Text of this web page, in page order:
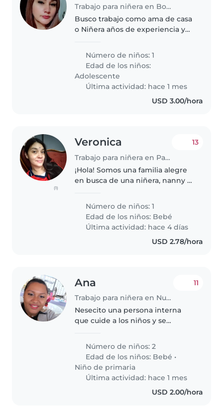
Trabajo para niñera en Boquerón
Busco trabajo como ama de casa
o Niñera años de experiencia y
laborales
Número de niños: 1
Edad de los niños:
Adolescente
Última actividad: hace 1 mes
USD 3.00/hora
(1)
Veronica
Trabajo para niñera en Panamá
13
¡Hola! Somos una familia alegre
en busca de una niñera, nanny o
de energía, muy curioso e
inteligente! Necesitamos a..
Número de niños: 1
Edad de los niños: Bebé
Última actividad: hace 4 días
USD 2.78/hora
Ana
Trabajo para niñera en Nueva Arraiján
11
Nesecito una persona interna
que cuide a los niños y se
Mi familia esta conformada por
mi esposo y yo la bb de 6 meses
El niño mayor de 9 Salimos..
Número de niños: 2
Edad de los niños: Bebé •
Niño de primaria
Última actividad: hace 1 mes
USD 2.00/hora